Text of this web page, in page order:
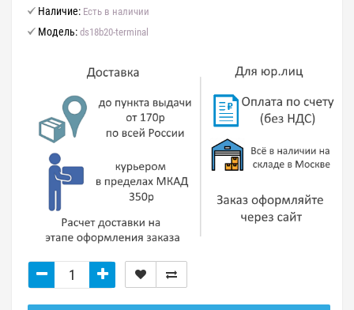
Наличие: Есть в наличии
Модель: ds18b20-terminal